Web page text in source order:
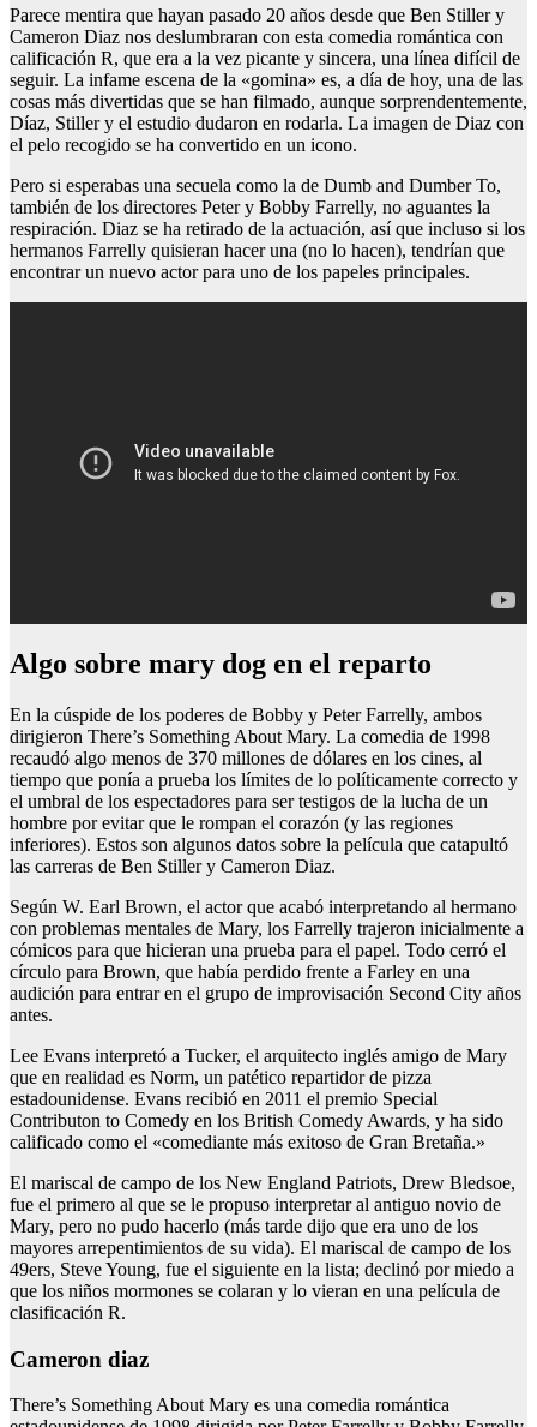
Parece mentira que hayan pasado 20 años desde que Ben Stiller y
Cameron Diaz nos deslumbraran con esta comedia romántica con
calificación R, que era a la vez picante y sincera, una línea difícil de
seguir. La infame escena de la «gomina» es, a día de hoy, una de las
cosas más divertidas que se han filmado, aunque sorprendentemente,
Díaz, Stiller y el estudio dudaron en rodarla. La imagen de Diaz con
el pelo recogido se ha convertido en un icono.
Pero si esperabas una secuela como la de Dumb and Dumber To,
también de los directores Peter y Bobby Farrelly, no aguantes la
respiración. Diaz se ha retirado de la actuación, así que incluso si los
hermanos Farrelly quisieran hacer una (no lo hacen), tendrían que
encontrar un nuevo actor para uno de los papeles principales.
Algo sobre mary dog en el reparto
En la cúspide de los poderes de Bobby y Peter Farrelly, ambos
dirigieron There’s Something About Mary. La comedia de 1998
recaudó algo menos de 370 millones de dólares en los cines, al
tiempo que ponía a prueba los límites de lo políticamente correcto y
el umbral de los espectadores para ser testigos de la lucha de un
hombre por evitar que le rompan el corazón (y las regiones
inferiores). Estos son algunos datos sobre la película que catapultó
las carreras de Ben Stiller y Cameron Diaz.
Según W. Earl Brown, el actor que acabó interpretando al hermano
con problemas mentales de Mary, los Farrelly trajeron inicialmente a
cómicos para que hicieran una prueba para el papel. Todo cerró el
círculo para Brown, que había perdido frente a Farley en una
audición para entrar en el grupo de improvisación Second City años
antes.
Lee Evans interpretó a Tucker, el arquitecto inglés amigo de Mary
que en realidad es Norm, un patético repartidor de pizza
estadounidense. Evans recibió en 2011 el premio Special
Contributon to Comedy en los British Comedy Awards, y ha sido
calificado como el «comediante más exitoso de Gran Bretaña.»
El mariscal de campo de los New England Patriots, Drew Bledsoe,
fue el primero al que se le propuso interpretar al antiguo novio de
Mary, pero no pudo hacerlo (más tarde dijo que era uno de los
mayores arrepentimientos de su vida). El mariscal de campo de los
49ers, Steve Young, fue el siguiente en la lista; declinó por miedo a
que los niños mormones se colaran y lo vieran en una película de
clasificación R.
Cameron diaz
There’s Something About Mary es una comedia romántica